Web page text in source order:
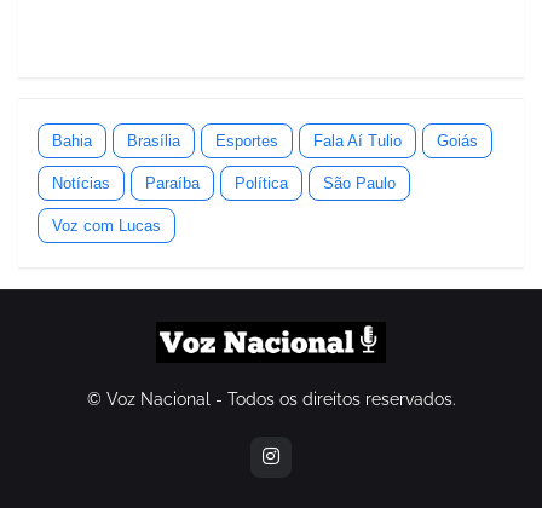
Bahia Brasília Esportes Fala Aí Tulio Goiás
Notícias Paraíba Política São Paulo
Voz com Lucas
© Voz Nacional - Todos os direitos reservados.